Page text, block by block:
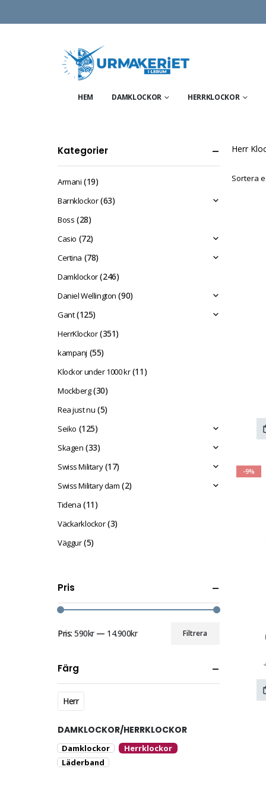
HEM DAMKLOCKOR HERRKLOCKOR
Herr
Sortera
-9%
Kategorier
Armani (19)
Barnklockor (63)
Boss (28)
Casio (72)
Certina (78)
Damklockor(246)
Daniel Wellington (90)
Gant (125)
HerrKlockor (351)
kampanj (55)
Klockor under 1000 kr (11)
Mockberg(30)
Rea just nu (5)
Seiko (125)
Skagen (33)
Swiss Military (17)
Swiss Military dam (2)
Tidena (11)
Väckarklockor(3)
Väggur(5)
Pris
Filtrera
Pris:590kr— 14.900kr
Färg
Herr
DAMKLOCKOR/HERRKLOCKOR
Damklockor
Herrklockor
Läderband